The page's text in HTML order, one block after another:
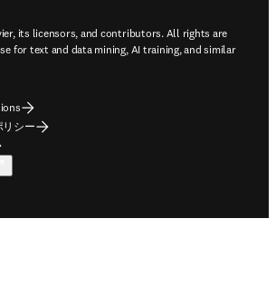
its licensors, and contributors. All rights are
for text and data mining, AI training, and similar
リシー